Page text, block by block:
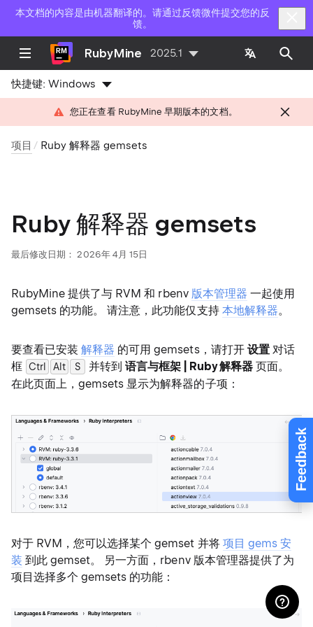
本文档的内容是由机器翻译的。请通过反馈微件提交您的反
馈。
Feedback
RubyMine 2025.1
快捷键:Windows
您正在查看 RubyMine 早期版本的文档。
项目 Ruby 解释器 gemsets
Ruby 解释器 gemsets
最后修改日期： 2026年 4月 15日
RubyMine 提供了与 RVM 和 rbenv 版本管理器 一起使用
gemsets 的功能。 请注意，此功能仅支持 本地解释器。
要查看已安装解释器 的可用 gemsets，请打开 设置对话
框 Ctrl Alt 0
S 并转到语言与框架 | Ruby 解释器页面。
在此页面上，gemsets 显示为解释器的子项：
对于 RVM，您可以选择某个 gemset 并将 项目 gems 安
装 到此 gemset。 另一方面，rbenv 版本管理器提供了为
项目选择多个 gemsets 的功能：